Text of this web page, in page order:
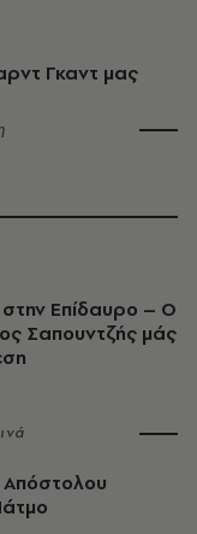
Γκαντ μας
Επίδαυρο – Ο
Σαπουντζής μάς
Απόστολου